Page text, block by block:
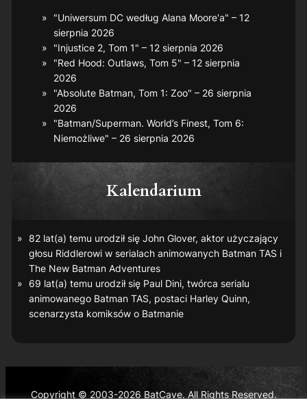
"Uniwersum DC według Alana Moore'a" – 12
sierpnia 2026
"Injustice 2, Tom 1" – 12 sierpnia 2026
"Red Hood: Outlaws, Tom 5" – 12 sierpnia
2026
"Absolute Batman, Tom 1: Zoo" – 26 sierpnia
2026
"Batman/Superman. World’s Finest, Tom 6:
Niemożliwe" – 26 sierpnia 2026
Kalendarium
82 lat(a) temu urodził się John Glover, aktor użyczający
głosu Riddlerowi w serialach animowanych Batman TAS i
The New Batman Adventures
69 lat(a) temu urodził się Paul Dini, twórca serialu
animowanego Batman TAS, postaci Harley Quinn,
scenarzysta komiksów o Batmanie
Copyright © 2003-2026 BatCave. All Rights Reserved.